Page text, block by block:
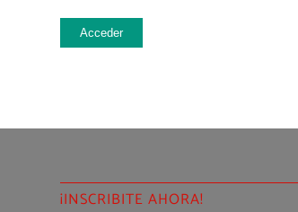
Acceder
¡INSCRIBITE AHORA!